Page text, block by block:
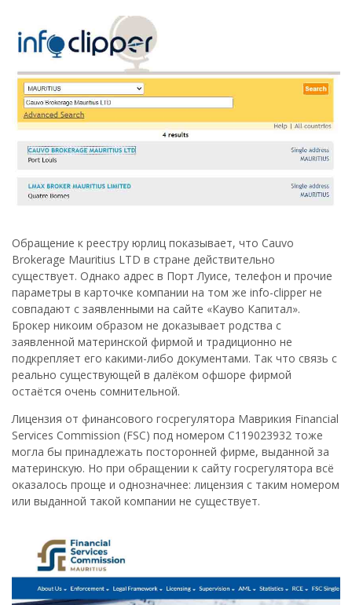
Обращение к реестру юрлиц показывает, что Cauvo
Brokerage Mauritius LTD в стране действительно
существует. Однако адрес в Порт Луисе, телефон и прочие
параметры в карточке компании на том же info-clipper не
совпадают с заявленными на сайте «Кауво Капитал».
Брокер никоим образом не доказывает родства с
заявленной материнской фирмой и традиционно не
подкрепляет его какими-либо документами. Так что связь с
реально существующей в далёком офшоре фирмой
остаётся очень сомнительной.
Лицензия от финансового госрегулятора Маврикия Financial
Services Commission (FSC) под номером C119023932 тоже
могла бы принадлежать посторонней фирме, выданной за
материнскую. Но при обращении к сайту госрегулятора всё
оказалось проще и однозначнее: лицензия с таким номером
или выданной такой компании не существует.